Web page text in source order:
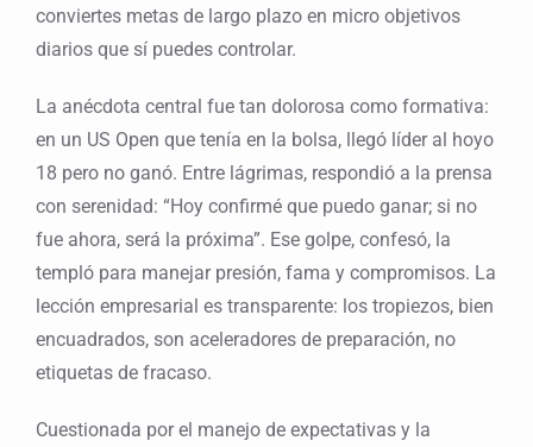
conviertes metas de largo plazo en micro objetivos
diarios que sí puedes controlar.
La anécdota central fue tan dolorosa como formativa:
en un US Open que tenía en la bolsa, llegó líder al hoyo
18 pero no ganó. Entre lágrimas, respondió a la prensa
con serenidad: “Hoy confirmé que puedo ganar; si no
fue ahora, será la próxima”. Ese golpe, confesó, la
templó para manejar presión, fama y compromisos. La
lección empresarial es transparente: los tropiezos, bien
encuadrados, son aceleradores de preparación, no
etiquetas de fracaso.
Cuestionada por el manejo de expectativas y la